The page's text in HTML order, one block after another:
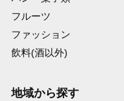
フルーツ
ファッション
飲料(酒以外)
地域から探す